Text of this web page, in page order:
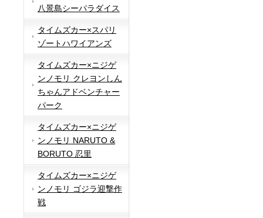
八景島シーパラダイス
タイムズカー×スパリ
ゾートハワイアンズ
タイムズカー×ニジゲ
ンノモリ クレヨンしん
ちゃんアドベンチャー
パーク
タイムズカー×ニジゲ
ンノモリ NARUTO &
BORUTO 忍里
タイムズカー×ニジゲ
ンノモリ ゴジラ迎撃作
戦